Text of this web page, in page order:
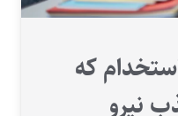
استخدام که
نیرو